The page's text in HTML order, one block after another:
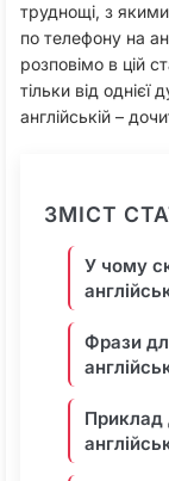
труднощі, з
по телефону на
розповімо в цій
тільки від
англійській –
ЗМІСТ
У чому
Фрази
Приклад